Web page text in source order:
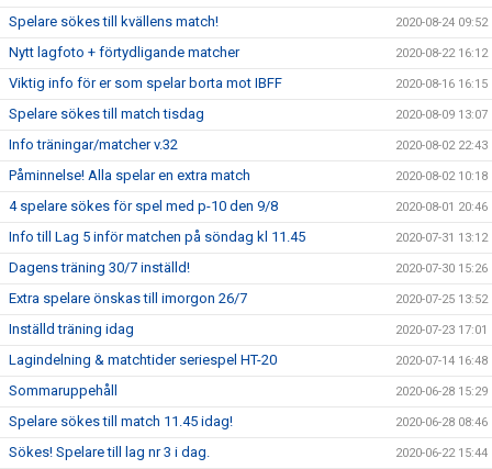
Spelare sökes till kvällens match! 2020-08-24 09:52
Nytt lagfoto + förtydligande matcher 2020-08-22 16:12
Viktig info för er som spelar borta mot IBFF 2020-08-16 16:15
Spelare sökes till match tisdag 2020-08-09 13:07
Info träningar/matcher v.32 2020-08-02 22:43
Påminnelse! Alla spelar en extra match 2020-08-02 10:18
4 spelare sökes för spel med p-10 den 9/8 2020-08-01 20:46
Info till Lag 5 inför matchen på söndag kl 11.45 2020-07-31 13:12
Dagens träning 30/7 inställd! 2020-07-30 15:26
Extra spelare önskas till imorgon 26/7 2020-07-25 13:52
Inställd träning idag 2020-07-23 17:01
Lagindelning & matchtider seriespel HT-20 2020-07-14 16:48
Sommaruppehåll 2020-06-28 15:29
Spelare sökes till match 11.45 idag! 2020-06-28 08:46
Sökes! Spelare till lag nr 3 i dag. 2020-06-22 15:44